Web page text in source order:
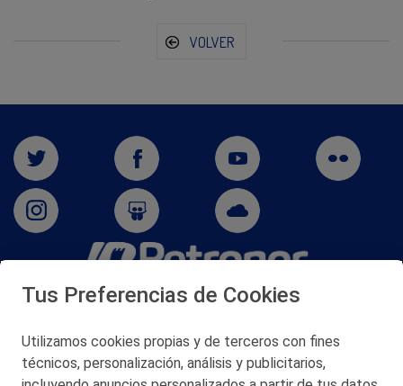
VOLVER
San Martín 5-Edificio Muñatones,
© 2026 Petronor S.A.
Tus Preferencias de Cookies
Utilizamos cookies propias y de terceros con fines
técnicos, personalización, análisis y publicitarios,